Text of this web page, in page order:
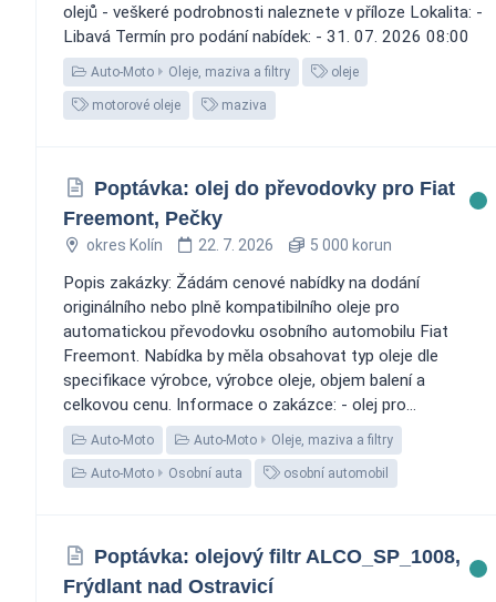
olejů - veškeré podrobnosti naleznete v příloze Lokalita: -
Libavá Termín pro podání nabídek: - 31. 07. 2026 08:00
Auto-Moto Oleje, maziva a filtry oleje
motorové oleje maziva
Poptávka: olej do převodovky pro Fiat
Freemont, Pečky
okres Kolín 22. 7. 2026 5 000 korun
Popis zakázky: Žádám cenové nabídky na dodání
originálního nebo plně kompatibilního oleje pro
automatickou převodovku osobního automobilu Fiat
Freemont. Nabídka by měla obsahovat typ oleje dle
specifikace výrobce, výrobce oleje, objem balení a
celkovou cenu. Informace o zakázce: - olej pro...
Auto-Moto Auto-Moto Oleje, maziva a filtry
Auto-Moto Osobní auta osobní automobil
Poptávka: olejový filtr ALCO_SP_1008,
Frýdlant nad Ostravicí